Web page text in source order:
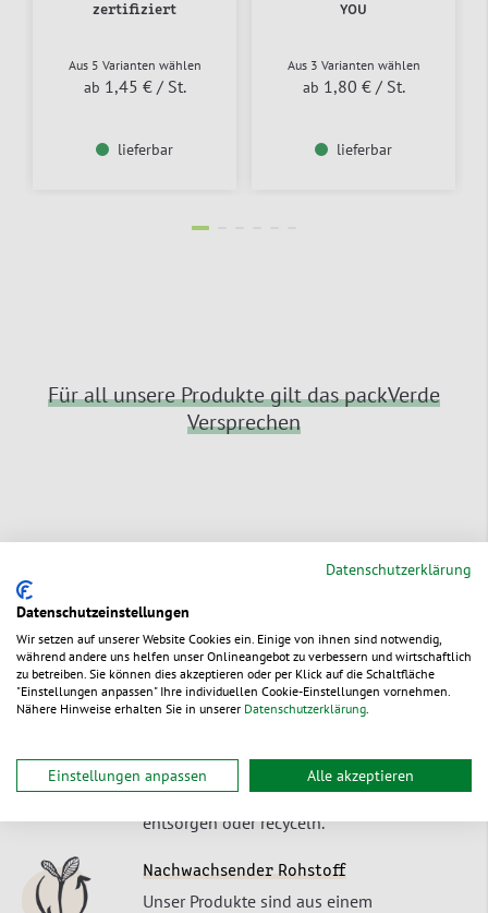
zertifiziert
Aus 5 Varianten wählen
ab 1,45 € / St.
lieferbar
YOU
Aus 3 Varianten wählen
ab 1,80 € / St.
lieferbar
Für all unsere Produkte gilt das packVerde
Versprechen
Bestellungen bis 15:00 Uhr (außer Fr:
14:00 Uhr) erreichen Sie i.d.R. in 1 bis 2
Werktagen ab Lager – oder zu Ihrem
Wunschtermin.
Unsere Produkte lassen sich als
Einstoffverpackungen umweltschonend
entsorgen oder recyceln.
Nachwachsender Rohstoff
Unser Produkte sind aus einem
Datenschutzerklärung
Datenschutzeinstellungen
Wir setzen auf unserer Website Cookies ein. Einige von ihnen sind notwendig,
während andere uns helfen unser Onlineangebot zu verbessern und wirtschaftlich
zu betreiben. Sie können dies akzeptieren oder per Klick auf die Schaltfläche
"Einstellungen anpassen" Ihre individuellen Cookie-Einstellungen vornehmen.
Nähere Hinweise erhalten Sie in unserer Datenschutzerklärung.
Einstellungen anpassen Alle akzeptieren